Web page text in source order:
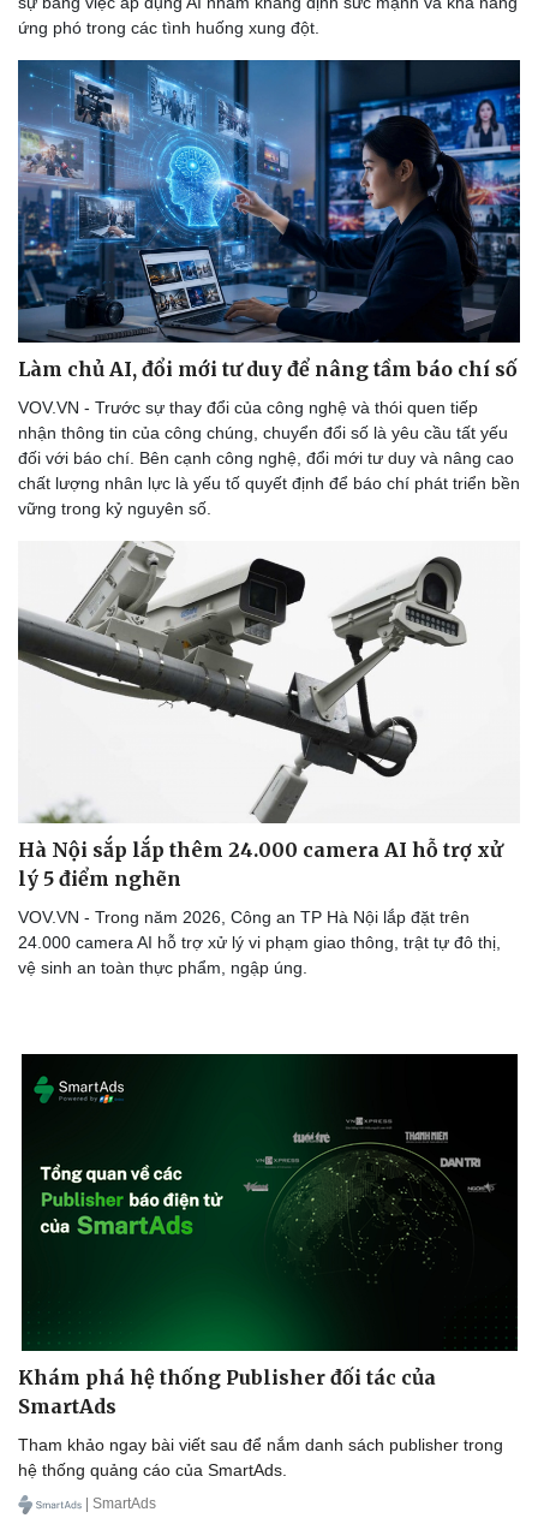
eSports
ứng phó trong các tình huống xung đột.
Làm chủ AI, đổi mới tư duy để nâng tầm báo chí số
VOV.VN - Trước sự thay đổi của công nghệ và thói quen tiếp
nhận thông tin của công chúng, chuyển đổi số là yêu cầu tất yếu
đối với báo chí. Bên cạnh công nghệ, đổi mới tư duy và nâng cao
chất lượng nhân lực là yếu tố quyết định để báo chí phát triển bền
vững trong kỷ nguyên số.
Hà Nội sắp lắp thêm 24.000 camera AI hỗ trợ xử
lý 5 điểm nghẽn
VOV.VN - Trong năm 2026, Công an TP Hà Nội lắp đặt trên
24.000 camera AI hỗ trợ xử lý vi phạm giao thông, trật tự đô thị,
vệ sinh an toàn thực phẩm, ngập úng.
Khám phá hệ thống Publisher đối tác của
SmartAds
Tham khảo ngay bài viết sau để nắm danh sách publisher trong
hệ thống quảng cáo của SmartAds.
| SmartAds